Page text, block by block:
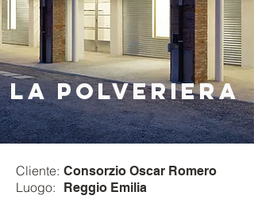
LA POLVERIERA
Cliente:
Luogo:
Consorzio Oscar Romero
Reggio Emilia